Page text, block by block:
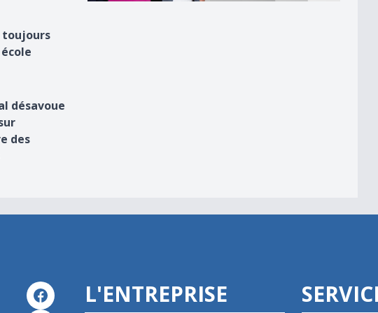
toujours
des magasins
désavoue
des
L'ENTREPRISE